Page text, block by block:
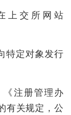
上交所网站
特定对象发行
注册管理办
有关规定，公